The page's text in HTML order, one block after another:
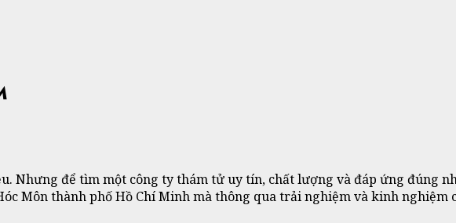
Nhưng để tìm một công ty thám tử uy tín, chất lượng và đáp ứng đúng
Môn thành phố Hồ Chí Minh mà thông qua trải nghiệm và kinh nghiệm